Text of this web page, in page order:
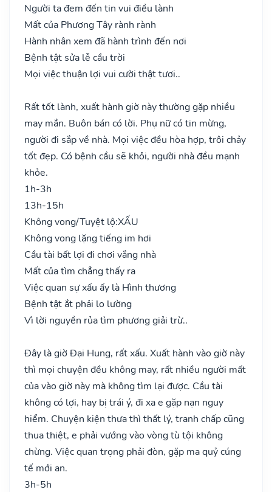
Người ta đem đến tin vui điều lành
Mất của Phương Tây rành rành
Hành nhân xem đã hành trình đến nơi
Bệnh tật sửa lễ cầu trời
Mọi việc thuận lợi vui cười thật tươi..
Rất tốt lành, xuất hành giờ này thường gặp nhiều
may mắn. Buôn bán có lời. Phụ nữ có tin mừng,
người đi sắp về nhà. Mọi việc đều hòa hợp, trôi chảy
tốt đẹp. Có bệnh cầu sẽ khỏi, người nhà đều mạnh
khỏe.
1h-3h
13h-15h
Không vong/Tuyệt lộ:XẤU
Không vong lặng tiếng im hơi
Cầu tài bất lợi đi chơi vắng nhà
Mất của tìm chẳng thấy ra
Việc quan sự xấu ấy là Hình thương
Bệnh tật ắt phải lo lường
Vì lời nguyền rủa tìm phương giải trừ..
Đây là giờ Đại Hung, rất xấu. Xuất hành vào giờ này
thì mọi chuyện đều không may, rất nhiều người mất
của vào giờ này mà không tìm lại được. Cầu tài
không có lợi, hay bị trái ý, đi xa e gặp nạn nguy
hiểm. Chuyện kiện thưa thì thất lý, tranh chấp cũng
thua thiệt, e phải vướng vào vòng tù tội không
chừng. Việc quan trọng phải đòn, gặp ma quỷ cúng
tế mới an.
3h-5h